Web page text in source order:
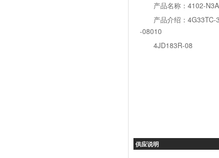
产品名称：4102-
产品介绍：
-08010
4JD183R-08
供应说明